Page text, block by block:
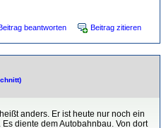
beantworten Beitrag zitieren
anders. Er ist heute nur noch ein
diente dem Autobahnbau. Von dort